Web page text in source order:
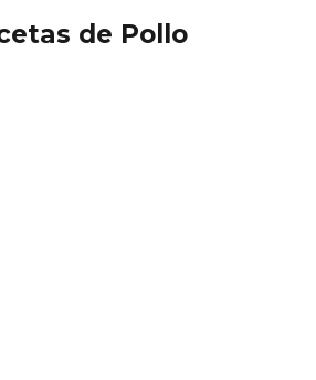
de Pollo